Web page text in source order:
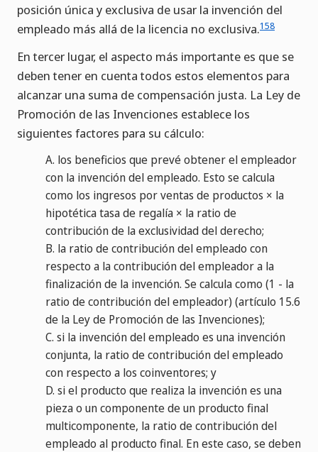
posición única y exclusiva de usar la invención del
empleado más allá de la licencia no exclusiva.158
En tercer lugar, el aspecto más importante es que se
deben tener en cuenta todos estos elementos para
alcanzar una suma de compensación justa. La Ley de
Promoción de las Invenciones establece los
siguientes factores para su cálculo:
A. los beneficios que prevé obtener el empleador
con la invención del empleado. Esto se calcula
como los ingresos por ventas de productos × la
hipotética tasa de regalía × la ratio de
contribución de la exclusividad del derecho;
B. la ratio de contribución del empleado con
respecto a la contribución del empleador a la
finalización de la invención. Se calcula como (1 - la
ratio de contribución del empleador) (artículo 15.6
de la Ley de Promoción de las Invenciones);
C. si la invención del empleado es una invención
conjunta, la ratio de contribución del empleado
con respecto a los coinventores; y
D. si el producto que realiza la invención es una
pieza o un componente de un producto final
multicomponente, la ratio de contribución del
empleado al producto final. En este caso, se deben